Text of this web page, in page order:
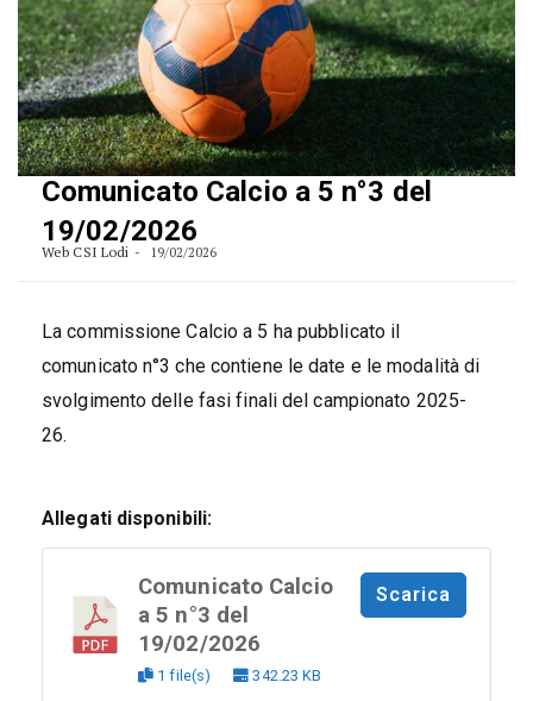
Comunicato Calcio a 5 n°3 del
19/02/2026
Web CSI Lodi 19/02/2026
La commissione Calcio a 5 ha pubblicato il
comunicato n°3 che contiene le date e le modalità di
svolgimento delle fasi finali del campionato 2025-
26.
Allegati disponibili:
Comunicato Calcio
a 5 n°3 del
19/02/2026
1 file(s) 342.23 KB
Scarica